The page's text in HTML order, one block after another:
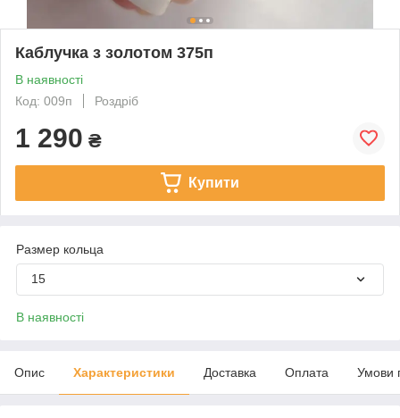
Каблучка з золотом 375п
В наявності
Код: 009п
Роздріб
1 290 ₴
Купити
Размер кольца
15
В наявності
Опис Характеристики Доставка Оплата Умови